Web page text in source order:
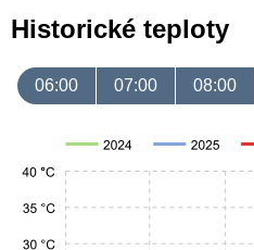
Historické teploty
06:00 07:00 08:00